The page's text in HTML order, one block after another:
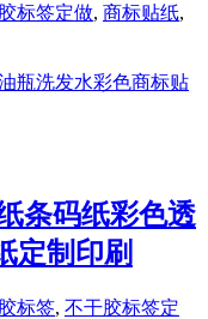
标签定做, 商标贴纸,
条码纸彩色透
定制印刷
标签, 不干胶标签定